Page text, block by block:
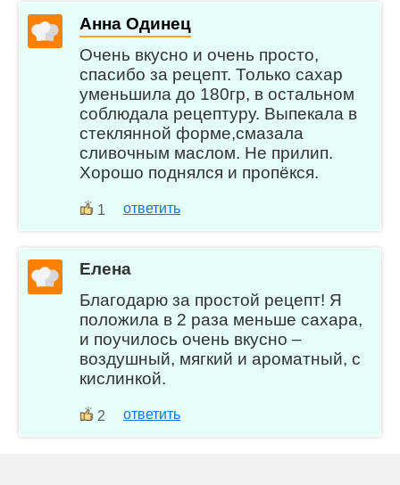
Анна Одинец
Очень вкусно и очень просто,
спасибо за рецепт. Только сахар
уменьшила до 180гр, в остальном
соблюдала рецептуру. Выпекала в
стеклянной форме,смазала
сливочным маслом. Не прилип.
Хорошо поднялся и пропёкся.
1 ответить
Елена
Благодарю за простой рецепт! Я
положила в 2 раза меньше сахара,
и поучилось очень вкусно –
воздушный, мягкий и ароматный, с
кислинкой.
2 ответить